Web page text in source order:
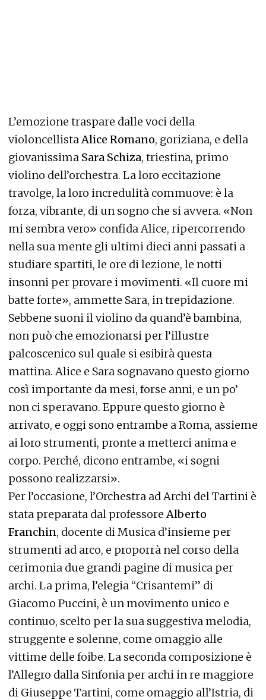
L’emozione traspare dalle voci della
violoncellistaAlice Romano, goriziana, e della
giovanissima Sara Schiza, triestina, primo
violino dell’orchestra. La loro eccitazione
travolge, la loro incredulità commuove: è la
forza, vibrante, di un sogno che si avvera. «Non
mi sembra vero» confida Alice, ripercorrendo
nella sua mente gli ultimi dieci anni passati a
studiare spartiti, le ore di lezione, le notti
insonni per provare i movimenti. «Il cuore mi
batte forte», ammette Sara, in trepidazione.
Sebbene suoni il violino da quand’è bambina,
non può che emozionarsi per l’illustre
palcoscenico sul quale si esibirà questa
mattina. Alice e Sara sognavano questo giorno
così importante da mesi, forse anni, e un po’
non ci speravano. Eppure questo giorno è
arrivato, e oggi sono entrambe a Roma, assieme
ai loro strumenti, pronte a metterci anima e
corpo. Perché, dicono entrambe, «i sogni
possono realizzarsi».
Per l’occasione, l’Orchestra ad Archi del Tartini è
stata preparata dal professoreAlberto
Franchin, docente di Musica d’insieme per
strumenti ad arco, e proporrà nel corso della
cerimonia due grandi pagine di musica per
archi. La prima, l’elegia “Crisantemi” di
Giacomo Puccini, è un movimento unico e
continuo, scelto per la sua suggestiva melodia,
struggente e solenne, come omaggio alle
vittime delle foibe. La seconda composizione è
l’Allegro dalla Sinfonia per archi in re maggiore
di Giuseppe Tartini, come omaggio all’Istria, di